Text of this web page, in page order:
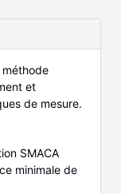
méthode
et
de mesure.
SMACA
minimale de